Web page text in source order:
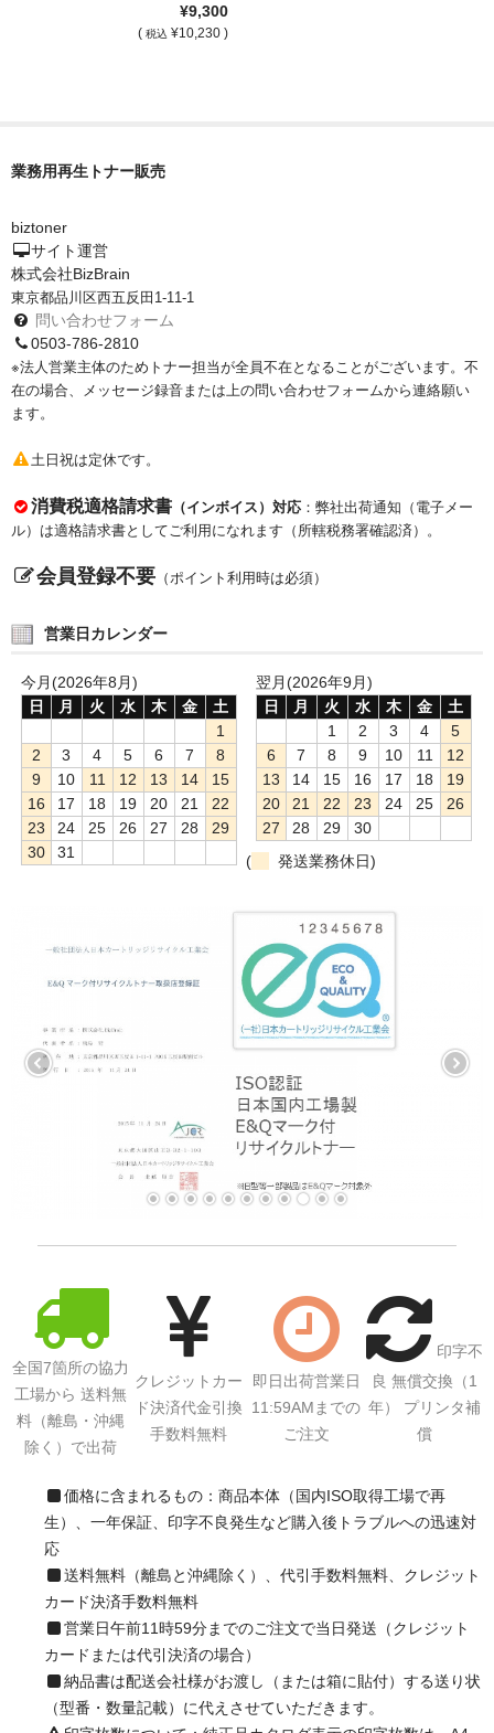
¥9,300
( 税込 ¥10,230 )
業務用再生トナー販売
biztoner
サイト運営
株式会社BizBrain
東京都品川区西五反田1-11-1
問い合わせフォーム
0503-786-2810
※法人営業主体のためトナー担当が全員不在となることがございます。不
在の場合、メッセージ録音または上の問い合わせフォームから連絡願い
ます。
土日祝は定休です。
消費税適格請求書 （インボイス）対応 ：弊社出荷通知（電子メー
ル）は適格請求書としてご利用になれます（所轄税務署確認済）。
会員登録不要 （ポイント利用時は必須）
営業日カレンダー
今月(2026年8月)
日
月 火 水 木 金
土
1
2
3 4 5 6 7
8
9
10 11 12 13 14
15
16
17 18 19 20 21
22
23
24 25 26 27 28
29
30
31
翌月(2026年9月)
日
月 火 水 木 金
土
1
2 3 4
5
6
7 8 9 10 11
12
13
14 15 16 17 18
19
20
21 22 23 24 25
26
27
28 29
30
(
発送業務休日)
全国7箇所の協力
工場から 送料無
料（離島・沖縄
除く）で出荷
クレジットカー
ド決済代金引換
手数料無料
即日出荷営業日
11:59AMまでの
ご注文
印字不
良 無償交換（1
年） プリンタ補
償
価格に含まれるもの：商品本体（国内ISO取得工場で再
生）、一年保証、印字不良発生など購入後トラブルへの迅速対
応
送料無料（離島と沖縄除く）、代引手数料無料、クレジット
カード決済手数料無料
営業日午前11時59分までのご注文で当日発送（クレジット
カードまたは代引決済の場合）
納品書は配送会社様がお渡し（または箱に貼付）する送り状
（型番・数量記載）に代えさせていただきます。